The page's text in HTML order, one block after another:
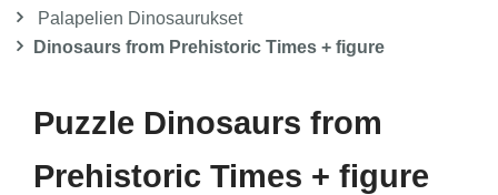
Palapelien Dinosaurukset
Dinosaurs from Prehistoric Times + figure
Puzzle Dinosaurs from
Prehistoric Times + figure